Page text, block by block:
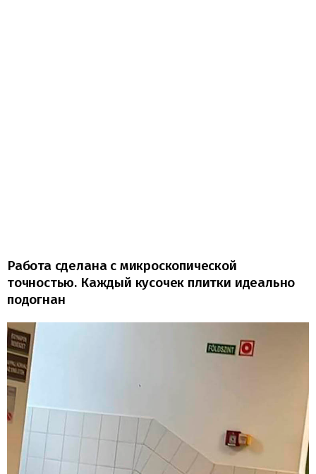
Работа сделана с микроскопической
точностью. Каждый кусочек плитки идеально
подогнан